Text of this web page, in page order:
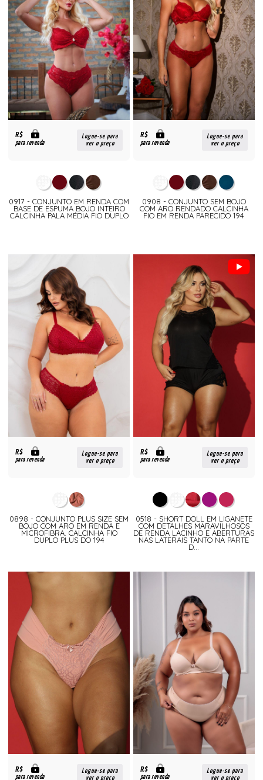
R$
para revenda
Logue-se para
ver o preço
0917 - CONJUNTO EM RENDA COM
BASE DE ESPUMA BOJO INTEIRO
CALCINHA PALA MÉDIA FIO DUPLO
R$
para revenda
Logue-se para
ver o preço
0908 - CONJUNTO SEM BOJO
COM ARO RENDADO CALCINHA
FIO EM RENDA PARECIDO 194
R$
para revenda
Logue-se para
ver o preço
0898 - CONJUNTO PLUS SIZE SEM
BOJO COM ARO EM RENDA E
MICROFIBRA. CALCINHA FIO
DUPLO PLUS DO 194
R$
para revenda
Logue-se para
ver o preço
0518 - SHORT DOLL EM LIGANETE
COM DETALHES MARAVILHOSOS
DE RENDA LACINHO E ABERTURAS
NAS LATERAIS TANTO NA PARTE
D...
R$
para revenda
Logue-se para
ver o preço
R$
para revenda
Logue-se para
ver o preço